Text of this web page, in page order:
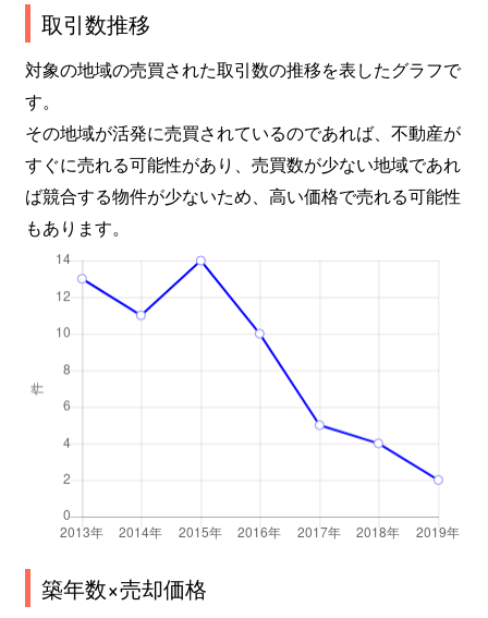
取引数推移
対象の地域の売買された取引数の推移を表したグラフで
す。
その地域が活発に売買されているのであれば、不動産が
すぐに売れる可能性があり、売買数が少ない地域であれ
ば競合する物件が少ないため、高い価格で売れる可能性
もあります。
築年数×売却価格